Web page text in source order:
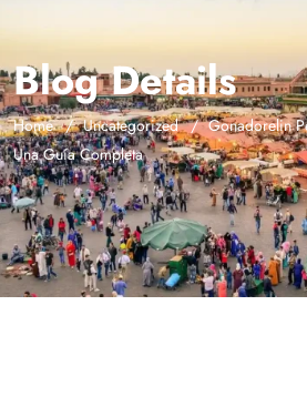
Blog Details
Home Uncategorized
Gonadorelin
Una Guía Completa